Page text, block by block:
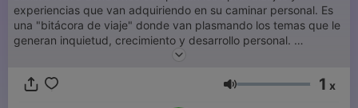
experiencias que van adquiriendo en su caminar personal. Es
una "bitácora de viaje" donde van plasmando los temas que le
generan inquietud, crecimiento y desarrollo personal.
Aquí podrás encontrar conclusiones personales de libros,
camino de Noé y Larissa.
Volumen 1 x